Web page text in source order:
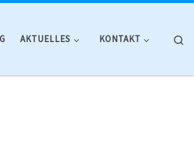
AKTUELLES KONTAKT